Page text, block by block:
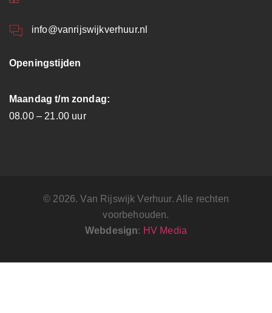
info@vanrijswijkverhuur.nl
Openingstijden
Maandag t/m zondag:
08.00 – 21.00 uur
© 2026. Van Rijswijk Verhuur. Alle rechten
voorbehouden.
Webdesign: HV Media